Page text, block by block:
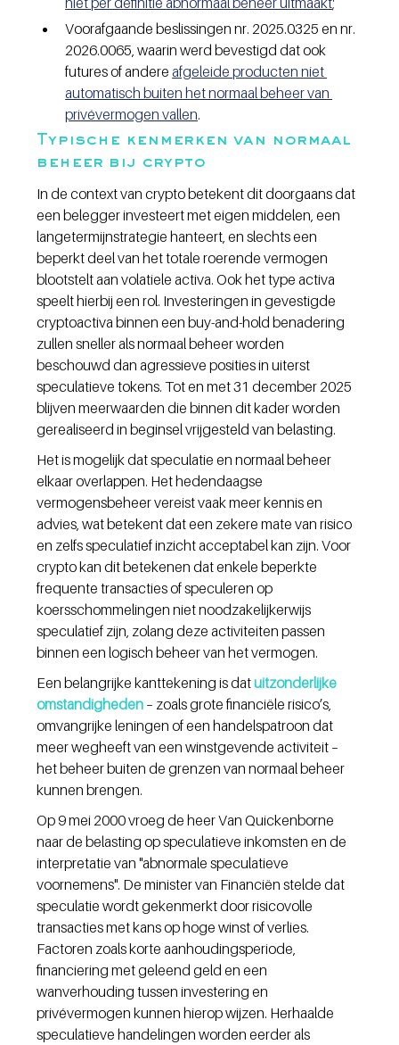
Voorafgaande beslissingen nr. 2025.0325 en nr.
2026.0065, waarin werd bevestigd dat ook
futures of andere afgeleide producten niet
automatisch buiten het normaal beheer van
privévermogen vallen.
Typische kenmerken van normaal
beheer bij crypto
In de context van crypto betekent dit doorgaans dat
een belegger investeert met eigen middelen, een
langetermijnstrategie hanteert, en slechts een
beperkt deel van het totale roerende vermogen
blootstelt aan volatiele activa. Ook het type activa
speelt hierbij een rol. Investeringen in gevestigde
cryptoactiva binnen een buy-and-hold benadering
zullen sneller als normaal beheer worden
beschouwd dan agressieve posities in uiterst
speculatieve tokens. Tot en met 31 december 2025
blijven meerwaarden die binnen dit kader worden
gerealiseerd in beginsel vrijgesteld van belasting.
Het is mogelijk dat speculatie en normaal beheer
elkaar overlappen. Het hedendaagse
vermogensbeheer vereist vaak meer kennis en
advies, wat betekent dat een zekere mate van risico
en zelfs speculatief inzicht acceptabel kan zijn. Voor
crypto kan dit betekenen dat enkele beperkte
frequente transacties of speculeren op
koersschommelingen niet noodzakelijkerwijs
speculatief zijn, zolang deze activiteiten passen
binnen een logisch beheer van het vermogen.
Een belangrijke kanttekening is dat uitzonderlijke
omstandigheden – zoals grote financiële risico’s,
omvangrijke leningen of een handelspatroon dat
meer wegheeft van een winstgevende activiteit –
het beheer buiten de grenzen van normaal beheer
kunnen brengen.
Op 9 mei 2000 vroeg de heer Van Quickenborne
naar de belasting op speculatieve inkomsten en de
interpretatie van "abnormale speculatieve
voornemens". De minister van Financiën stelde dat
speculatie wordt gekenmerkt door risicovolle
transacties met kans op hoge winst of verlies.
Factoren zoals korte aanhoudingsperiode,
financiering met geleend geld en een
wanverhouding tussen investering en
privévermogen kunnen hierop wijzen. Herhaalde
speculatieve handelingen worden eerder als